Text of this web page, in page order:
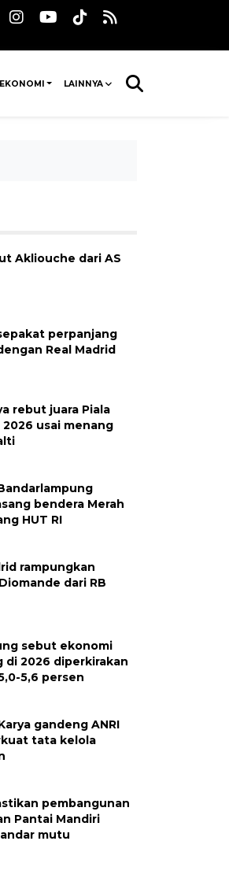
EKONOMI LAINNYA
Akliouche dari AS
perpanjang
Real Madrid
rebut juara Piala
2026 usai menang
bendera Merah
HUT RI
rampungkan
dari RB
sebut ekonomi
di 2026 diperkirakan
5,6 persen
gandeng ANRI
tata kelola
pembangunan
Pantai Mandiri
mutu